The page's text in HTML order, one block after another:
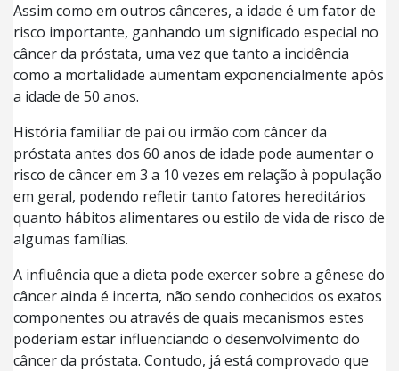
Assim como em outros cânceres, a idade é um fator de
risco importante, ganhando um significado especial no
câncer da próstata, uma vez que tanto a incidência
como a mortalidade aumentam exponencialmente após
a idade de 50 anos.
História familiar de pai ou irmão com câncer da
próstata antes dos 60 anos de idade pode aumentar o
risco de câncer em 3 a 10 vezes em relação à população
em geral, podendo refletir tanto fatores hereditários
quanto hábitos alimentares ou estilo de vida de risco de
algumas famílias.
A influência que a dieta pode exercer sobre a gênese do
câncer ainda é incerta, não sendo conhecidos os exatos
componentes ou através de quais mecanismos estes
poderiam estar influenciando o desenvolvimento do
câncer da próstata. Contudo, já está comprovado que